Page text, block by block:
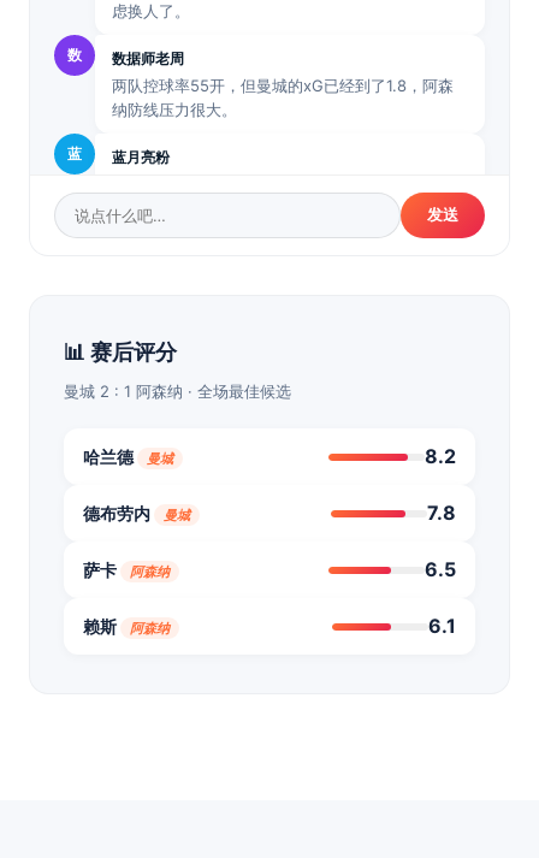
虑换人了。
数 数据师老周
两队控球率55开，但曼城的xG已经到了1.8，阿森
纳防线压力很大。
蓝 蓝月亮粉
防线！
发送
📊 赛后评分
曼城 2 : 1 阿森纳 · 全场最佳候选
哈兰德 曼城 8.2
德布劳内 曼城 7.8
萨卡 阿森纳 6.5
赖斯 阿森纳 6.1